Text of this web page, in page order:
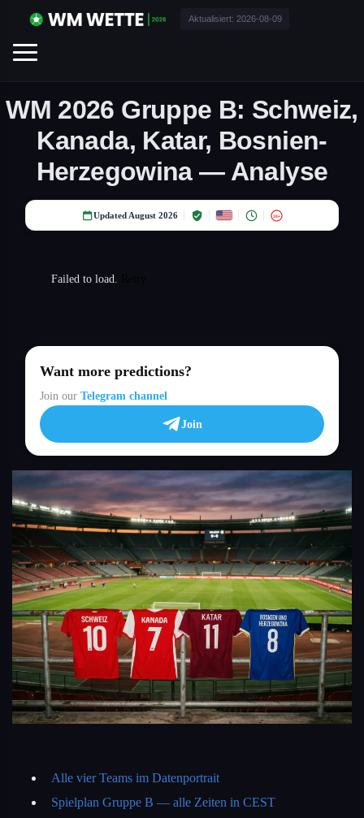
Aktualisiert: 2026-08-09
WM 2026 Gruppe B: Schweiz,
Kanada, Katar, Bosnien-
Herzegowina — Analyse
Updated August 2026 18+
Failed to load.
Want more predictions?
Join our Telegram channel
Join
Alle vier Teams im Datenportrait
Spielplan Gruppe B — alle Zeiten in CEST